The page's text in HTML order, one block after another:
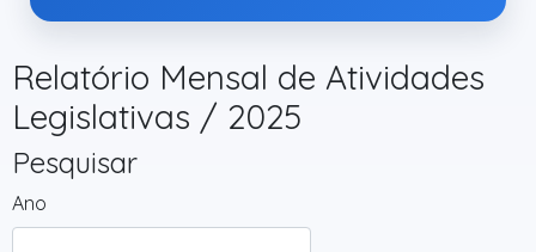
Relatório Mensal de Atividades
Legislativas / 2025
Pesquisar
Ano